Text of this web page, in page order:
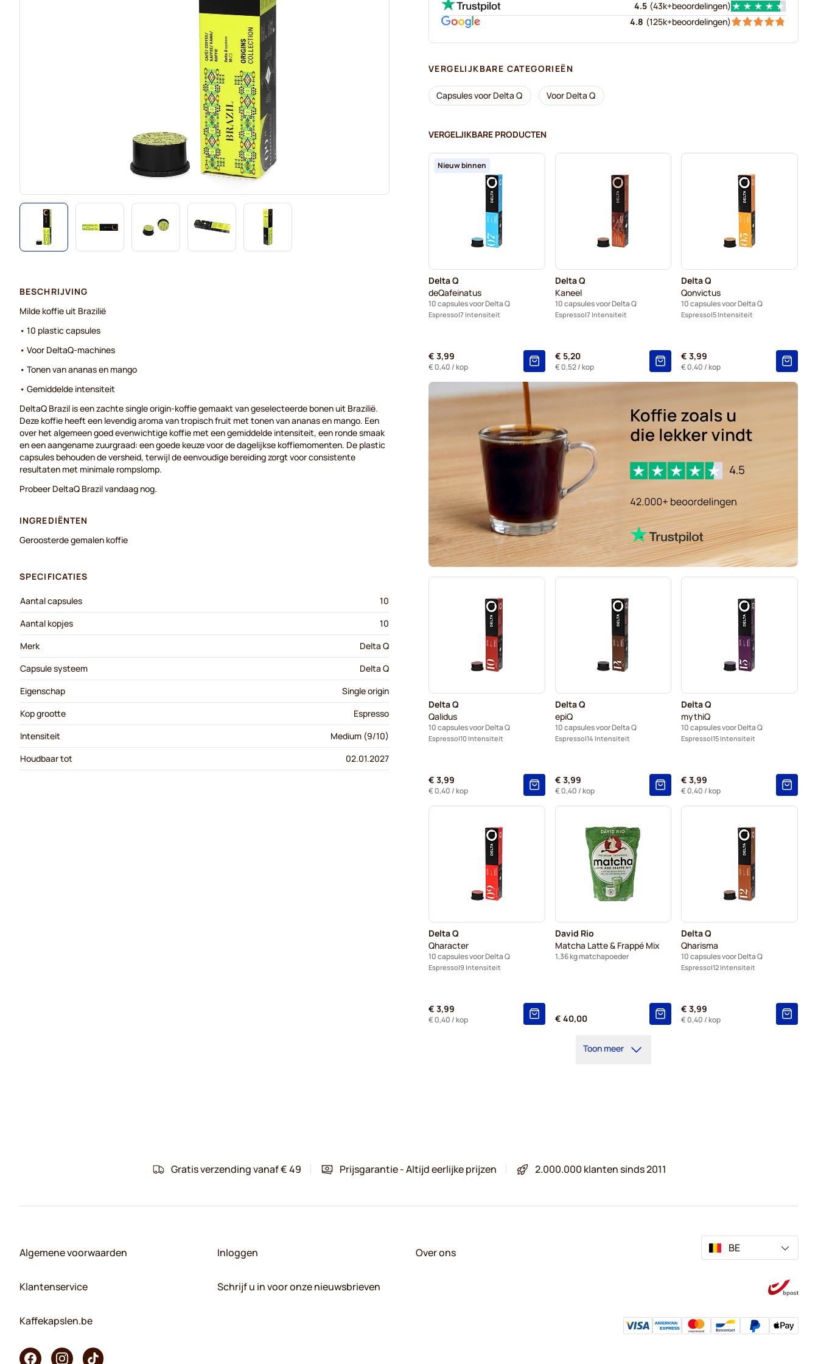
4.5 (43k+beoordelingen)
4.8 (125k+beoordelingen)
VERGELIJKBARE CATEGORIEËN
Capsules voor Delta Q Voor Delta Q
VERGELJIKBARE PRODUCTEN
Nieuw binnen
Delta Q
deQafeinatus
10 capsules voor Delta Q
Espresso 7 Intensiteit
€ 3,99
€ 0,40 / kop
Delta Q
Kaneel
10 capsules voor Delta Q
Espresso 7 Intensiteit
€ 5,20
€ 0,52/ kop
Delta Q
Qonvictus
10 capsules voor Delta Q
Espresso 5 Intensiteit
€ 3,99
€ 0,40 / kop
Delta Q
Qalidus
10 capsules voor Delta Q
Espresso 10 Intensiteit
€ 3,99
€ 0,40 / kop
Delta Q
epiQ
10 capsules voor Delta Q
Espresso 14 Intensiteit
€ 3,99
€ 0,40 / kop
Delta Q
mythiQ
10 capsules voor Delta Q
Espresso 15 Intensiteit
€ 3,99
€ 0,40 / kop
Delta Q
Qharacter
10 capsules voor Delta Q
Espresso 9 Intensiteit
€ 3,99
€ 0,40 / kop
David Rio
Matcha Latte & Frappé Mix
1,36 kg matchapoeder
€ 40,00
Delta Q
Qharisma
10 capsules voor Delta Q
Espresso 12 Intensiteit
€ 3,99
€ 0,40 / kop
Toon meer
BESCHRIJVING
Milde koffie uit Brazilië
• 10 plastic capsules
• Voor DeltaQ-machines
• Tonen van ananas en mango
• Gemiddelde intensiteit
DeltaQ Brazil is een zachte single origin-koffie gemaakt van geselecteerde bonen uit Brazilië.
Deze koffie heeft een levendig aroma van tropisch fruit met tonen van ananas en mango. Een
over het algemeen goed evenwichtige koffie met een gemiddelde intensiteit, een ronde smaak
en een aangename zuurgraad: een goede keuze voor de dagelijkse koffiemomenten. De plastic
capsules behouden de versheid, terwijl de eenvoudige bereiding zorgt voor consistente
resultaten met minimale rompslomp.
Probeer DeltaQ Brazil vandaag nog.
INGREDIËNTEN
Geroosterde gemalen koffie
SPECIFICATIES
Aantal capsules
10
Aantal kopjes
10
Merk
Delta Q
Capsule systeem
Delta Q
Eigenschap
Single origin
Kop grootte
Espresso
Intensiteit
Medium (9/10)
Houdbaar tot
02.01.2027
Gratis verzending vanaf € 49 Prijsgarantie - Altijd eerlijke prijzen 2.000.000 klanten sinds 2011
Algemene voorwaarden
Klantenservice
Kaffekapslen.be
Inloggen
Schrijf u in voor onze nieuwsbrieven
Over ons BE